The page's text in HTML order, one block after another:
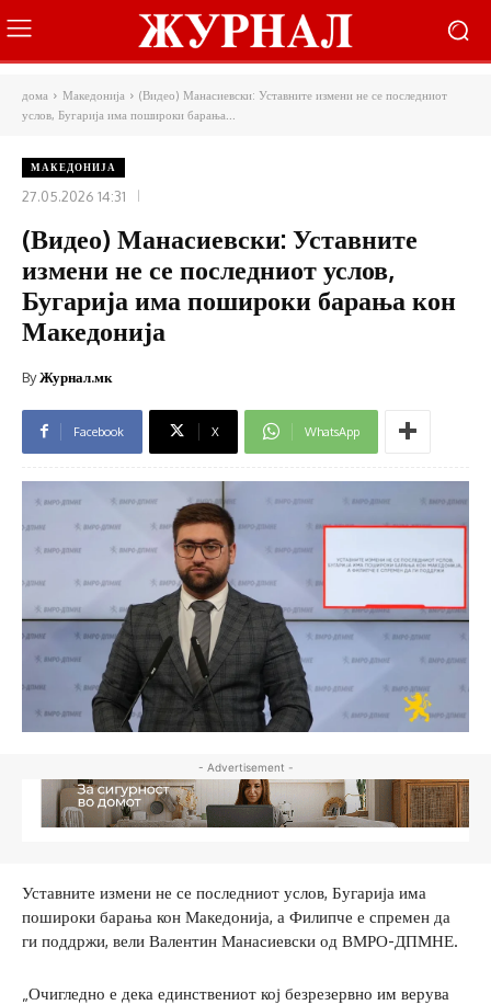
дома Македонија
(Видео) Манасиевски: Уставните измени не се последниот
услов, Бугарија има пошироки барања...
МАКЕДОНИЈА
27.05.2026 14:31
(Видео) Манасиевски: Уставните
измени не се последниот услов,
Бугарија има пошироки барања кон
Македонија
ByЖурнал.мк
Facebook X WhatsApp
- Advertisement -
Уставните измени не се последниот услов, Бугарија има
пошироки барања кон Македонија, а Филипче е спремен да
ги поддржи, вели Валентин Манасиевски од ВМРО-ДПМНЕ.
„Очигледно е дека единствениот кој безрезервно им верува